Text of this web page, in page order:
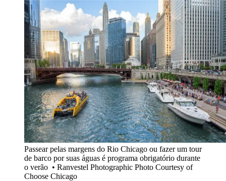
Passear pelas margens do Rio Chicago ou fazer um tour
de barco por suas águas é programa obrigatório durante
o verão • Ranvestel Photographic Photo Courtesy of
Choose Chicago